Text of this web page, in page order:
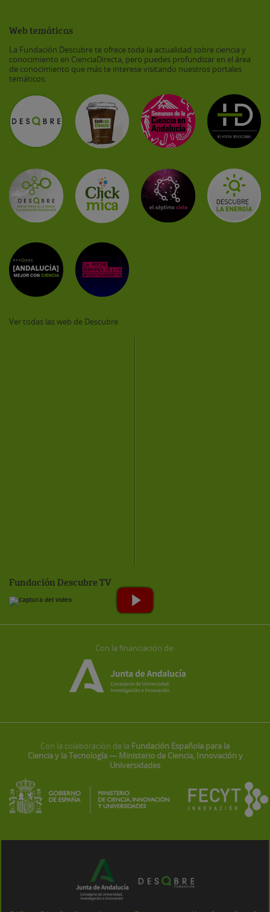
Web temáticas
La Fundación Descubre te ofrece toda la actualidad sobre ciencia y
conocimiento en CienciaDirecta, pero puedes profundizar en el área
de conocimiento que más te interese visitando nuestros portales
temáticos:
Ver todas las web de Descubre
Fundación Descubre TV
Con la financiación de:
Con la colaboración de la Fundación Española para la
Ciencia y la Tecnología — Ministerio de Ciencia, Innovación y
Universidades